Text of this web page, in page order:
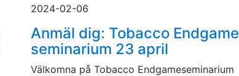
2024-02-06
Anmäl dig: Tobacco Endgame
seminarium 23 april
Välkomna på Tobacco Endgameseminarium